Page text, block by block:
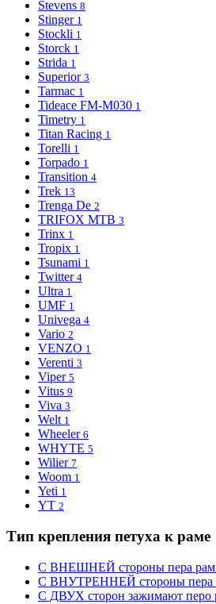
Stevens 8
Stinger 1
Stockli 1
Storck 1
Strida 1
Superior 3
Tarmac 1
Tideace FM-M030 1
Timetry 1
Titan Racing 1
Torelli 1
Torpado 1
Transition 4
Trek 13
Trenga De 2
TRIFOX MTB 3
Trinx 1
Tropix 1
Tsunami 1
Twitter 4
Ultra 1
UMF 1
Univega 4
Vario 2
VENZO 1
Verenti 3
Viper 5
Vitus 9
Viva 3
Welt 1
Wheeler 6
WHYTE 5
Wilier 7
Woom 1
Yeti 1
YT 2
Тип крепления петуха к раме
С ВНЕШНЕЙ стороны пера
С ВНУТРЕННЕЙ стороны пера
С ДВУХ сторон зажимают перо